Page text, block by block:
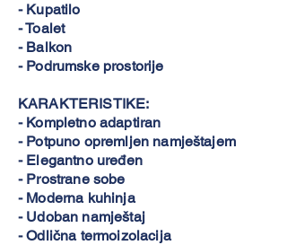
- Kupatilo
- Toalet
- Balkon
- Podrumske prostorije
KARAKTERISTIKE:
- Kompletno adaptiran
- Potpuno opremljen namještajem
- Elegantno uređen
- Prostrane sobe
- Moderna kuhinja
- Udoban namještaj
- Odlična termoizolacija